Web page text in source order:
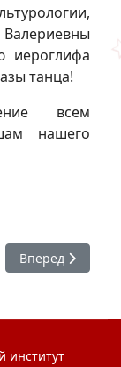
иероглифа
танца!
всем
нашего
Следующий:
Вперед
институт